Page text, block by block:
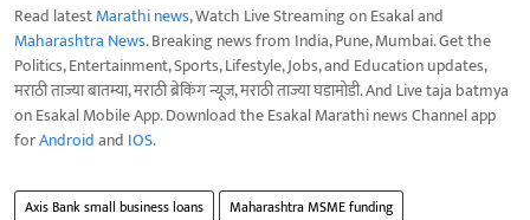
Read latestMarathi news, Watch Live Streaming on Esakal and
Maharashtra News. Breaking news from India, Pune, Mumbai. Get the
Politics, Entertainment, Sports, Lifestyle, Jobs, and Education updates,
मराठी ताज्या बातम्या, मराठी ब्रेकिंग न्यूज, मराठी ताज्या घडामोडी. And Live taja batmya
on Esakal Mobile App. Download the Esakal Marathi news Channel app
forAndroidand IOS.
Axis Bank small business loans
Maharashtra MSME funding